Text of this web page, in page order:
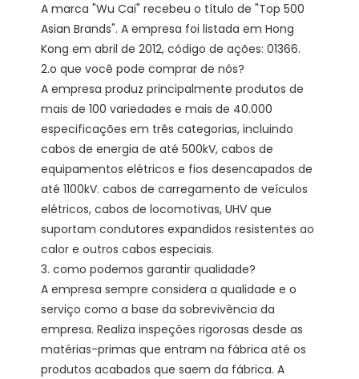
A marca "Wu Cai" recebeu o título de "Top 500
Asian Brands". A empresa foi listada em Hong
Kong em abril de 2012, código de ações: 01366.
2.o que você pode comprar de nós?
A empresa produz principalmente produtos de
mais de 100 variedades e mais de 40.000
especificações em três categorias, incluindo
cabos de energia de até 500kV, cabos de
equipamentos elétricos e fios desencapados de
até 1100kV. cabos de carregamento de veículos
elétricos, cabos de locomotivas, UHV que
suportam condutores expandidos resistentes ao
calor e outros cabos especiais.
3. como podemos garantir qualidade?
A empresa sempre considera a qualidade e o
serviço como a base da sobrevivência da
empresa. Realiza inspeções rigorosas desde as
matérias-primas que entram na fábrica até os
produtos acabados que saem da fábrica. A